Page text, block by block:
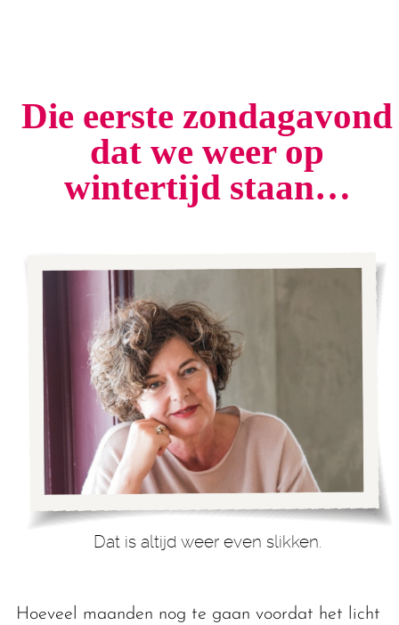
Die eerste zondagavond
dat we weer op
wintertijd staan…
Dat is altijd weer even slikken.
Hoeveel maanden nog te gaan voordat het licht